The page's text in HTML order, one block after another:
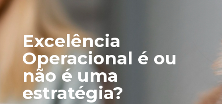
Excelência
Operacional é ou
não é uma
estratégia?